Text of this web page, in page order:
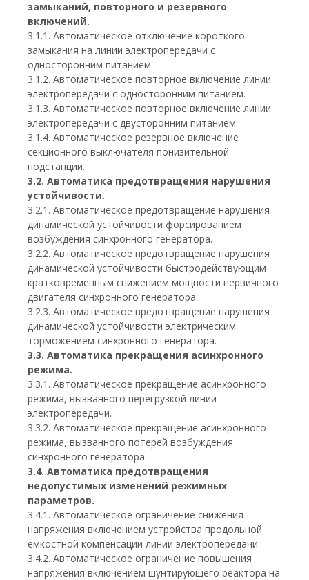
замыканий, повторного и резервного
включений.
3.1.1. Автоматическое отключение короткого
замыкания на линии электропередачи с
односторонним питанием.
3.1.2. Автоматическое повторное включение линии
электропередачи с односторонним питанием.
3.1.3. Автоматическое повторное включение линии
электропередачи с двусторонним питанием.
3.1.4. Автоматическое резервное включение
секционного выключателя понизительной
подстанции.
3.2. Автоматика предотвращения нарушения
устойчивости.
3.2.1. Автоматическое предотвращение нарушения
динамической устойчивости форсированием
возбуждения синхронного генератора.
3.2.2. Автоматическое предотвращение нарушения
динамической устойчивости быстродействующим
кратковременным снижением мощности первичного
двигателя синхронного генератора.
3.2.3. Автоматическое предотвращение нарушения
динамической устойчивости электрическим
торможением синхронного генератора.
3.3. Автоматика прекращения асинхронного
режима.
3.3.1. Автоматическое прекращение асинхронного
режима, вызванного перегрузкой линии
электропередачи.
3.3.2. Автоматическое прекращение асинхронного
режима, вызванного потерей возбуждения
синхронного генератора.
3.4. Автоматика предотвращения
недопустимых изменений режимных
параметров.
3.4.1. Автоматическое ограничение снижения
напряжения включением устройства продольной
емкостной компенсации линии электропередачи.
3.4.2. Автоматическое ограничение повышения
напряжения включением шунтирующего реактора на